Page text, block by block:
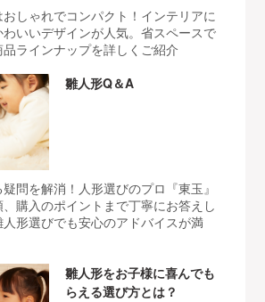
しゃれでコンパクト！インテリアに
いいデザインが人気。省スペースで
ラインナップを詳しくご紹介
雛人形Q＆A
問を解消！人形選びのプロ『東玉』
購入のポイントまで丁寧にお答えし
形選びでも安心のアドバイスが満
雛人形をお子様に喜んでも
らえる選び方とは？